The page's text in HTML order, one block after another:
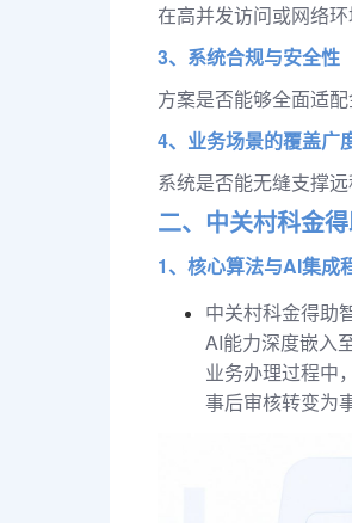
在高并发访问或网络
3、系统合规与安全性
方案是否能够全面适
4、业务场景的覆盖广
系统是否能无缝支撑
二、中关村科金
1、核心算法与AI集成
中关村科金得助
AI能力深度嵌入
业务办理过程中
事后审核转变为